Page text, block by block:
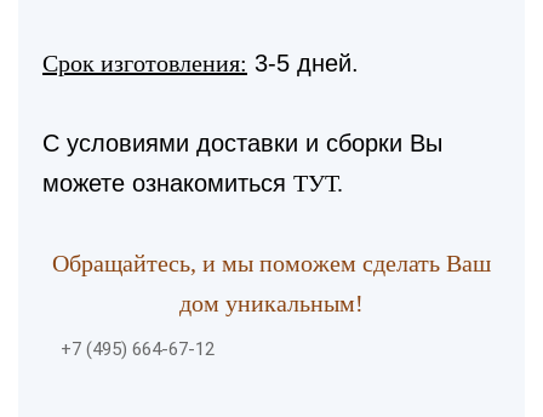
Срок изготовления: 3-5 дней.
С условиями доставки и сборки Вы
можете ознакомиться ТУТ.
Обращайтесь, и мы поможем сделать Ваш
дом уникальным!
+7 (495) 664-67-12